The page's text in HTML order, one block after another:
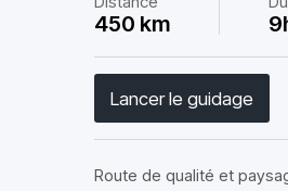
450 km
Lancer le guidage
Route de qualité et